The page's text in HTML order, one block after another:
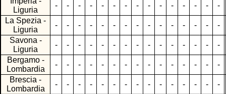
Liguria
- - - - - - - - - - - - - -
-
La Spezia -
Liguria
- - - - - - - - - - - - - -
-
Savona -
Liguria
- - - - - - - - - - - - - -
-
Bergamo -
Lombardia
- - - - - - - - - - - - - -
-
Brescia -
Lombardia
- - - - - - - - - - - - - -
-